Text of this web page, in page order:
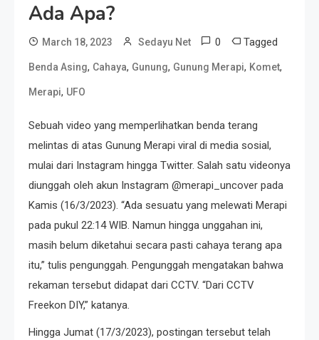
Ada Apa?
March 18, 2023 Sedayu Net 0 Tagged
Benda Asing, Cahaya, Gunung, Gunung Merapi, Komet,
Merapi, UFO
Sebuah video yang memperlihatkan benda terang
melintas di atas Gunung Merapi viral di media sosial,
mulai dari Instagram hingga Twitter. Salah satu videonya
diunggah oleh akun Instagram @merapi_uncover pada
Kamis (16/3/2023). “Ada sesuatu yang melewati Merapi
pada pukul 22:14 WIB. Namun hingga unggahan ini,
masih belum diketahui secara pasti cahaya terang apa
itu,” tulis pengunggah. Pengunggah mengatakan bahwa
rekaman tersebut didapat dari CCTV. “Dari CCTV
Freekon DIY,” katanya.
Hingga Jumat (17/3/2023), postingan tersebut telah